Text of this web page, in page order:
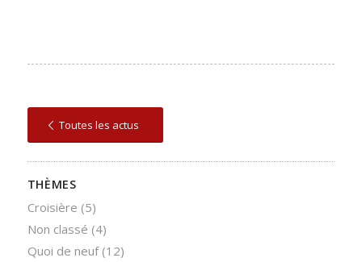
Toutes les actus
THÈMES
Croisière (5)
Non classé (4)
Quoi de neuf(12)